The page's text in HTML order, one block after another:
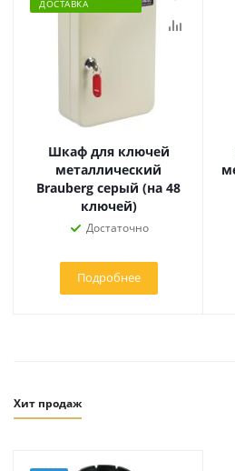
ДОСТАВКА
Шкаф для ключей
металлический
Brauberg серый (на 48
ключей)
Достаточно
Подробнее
Хит продаж